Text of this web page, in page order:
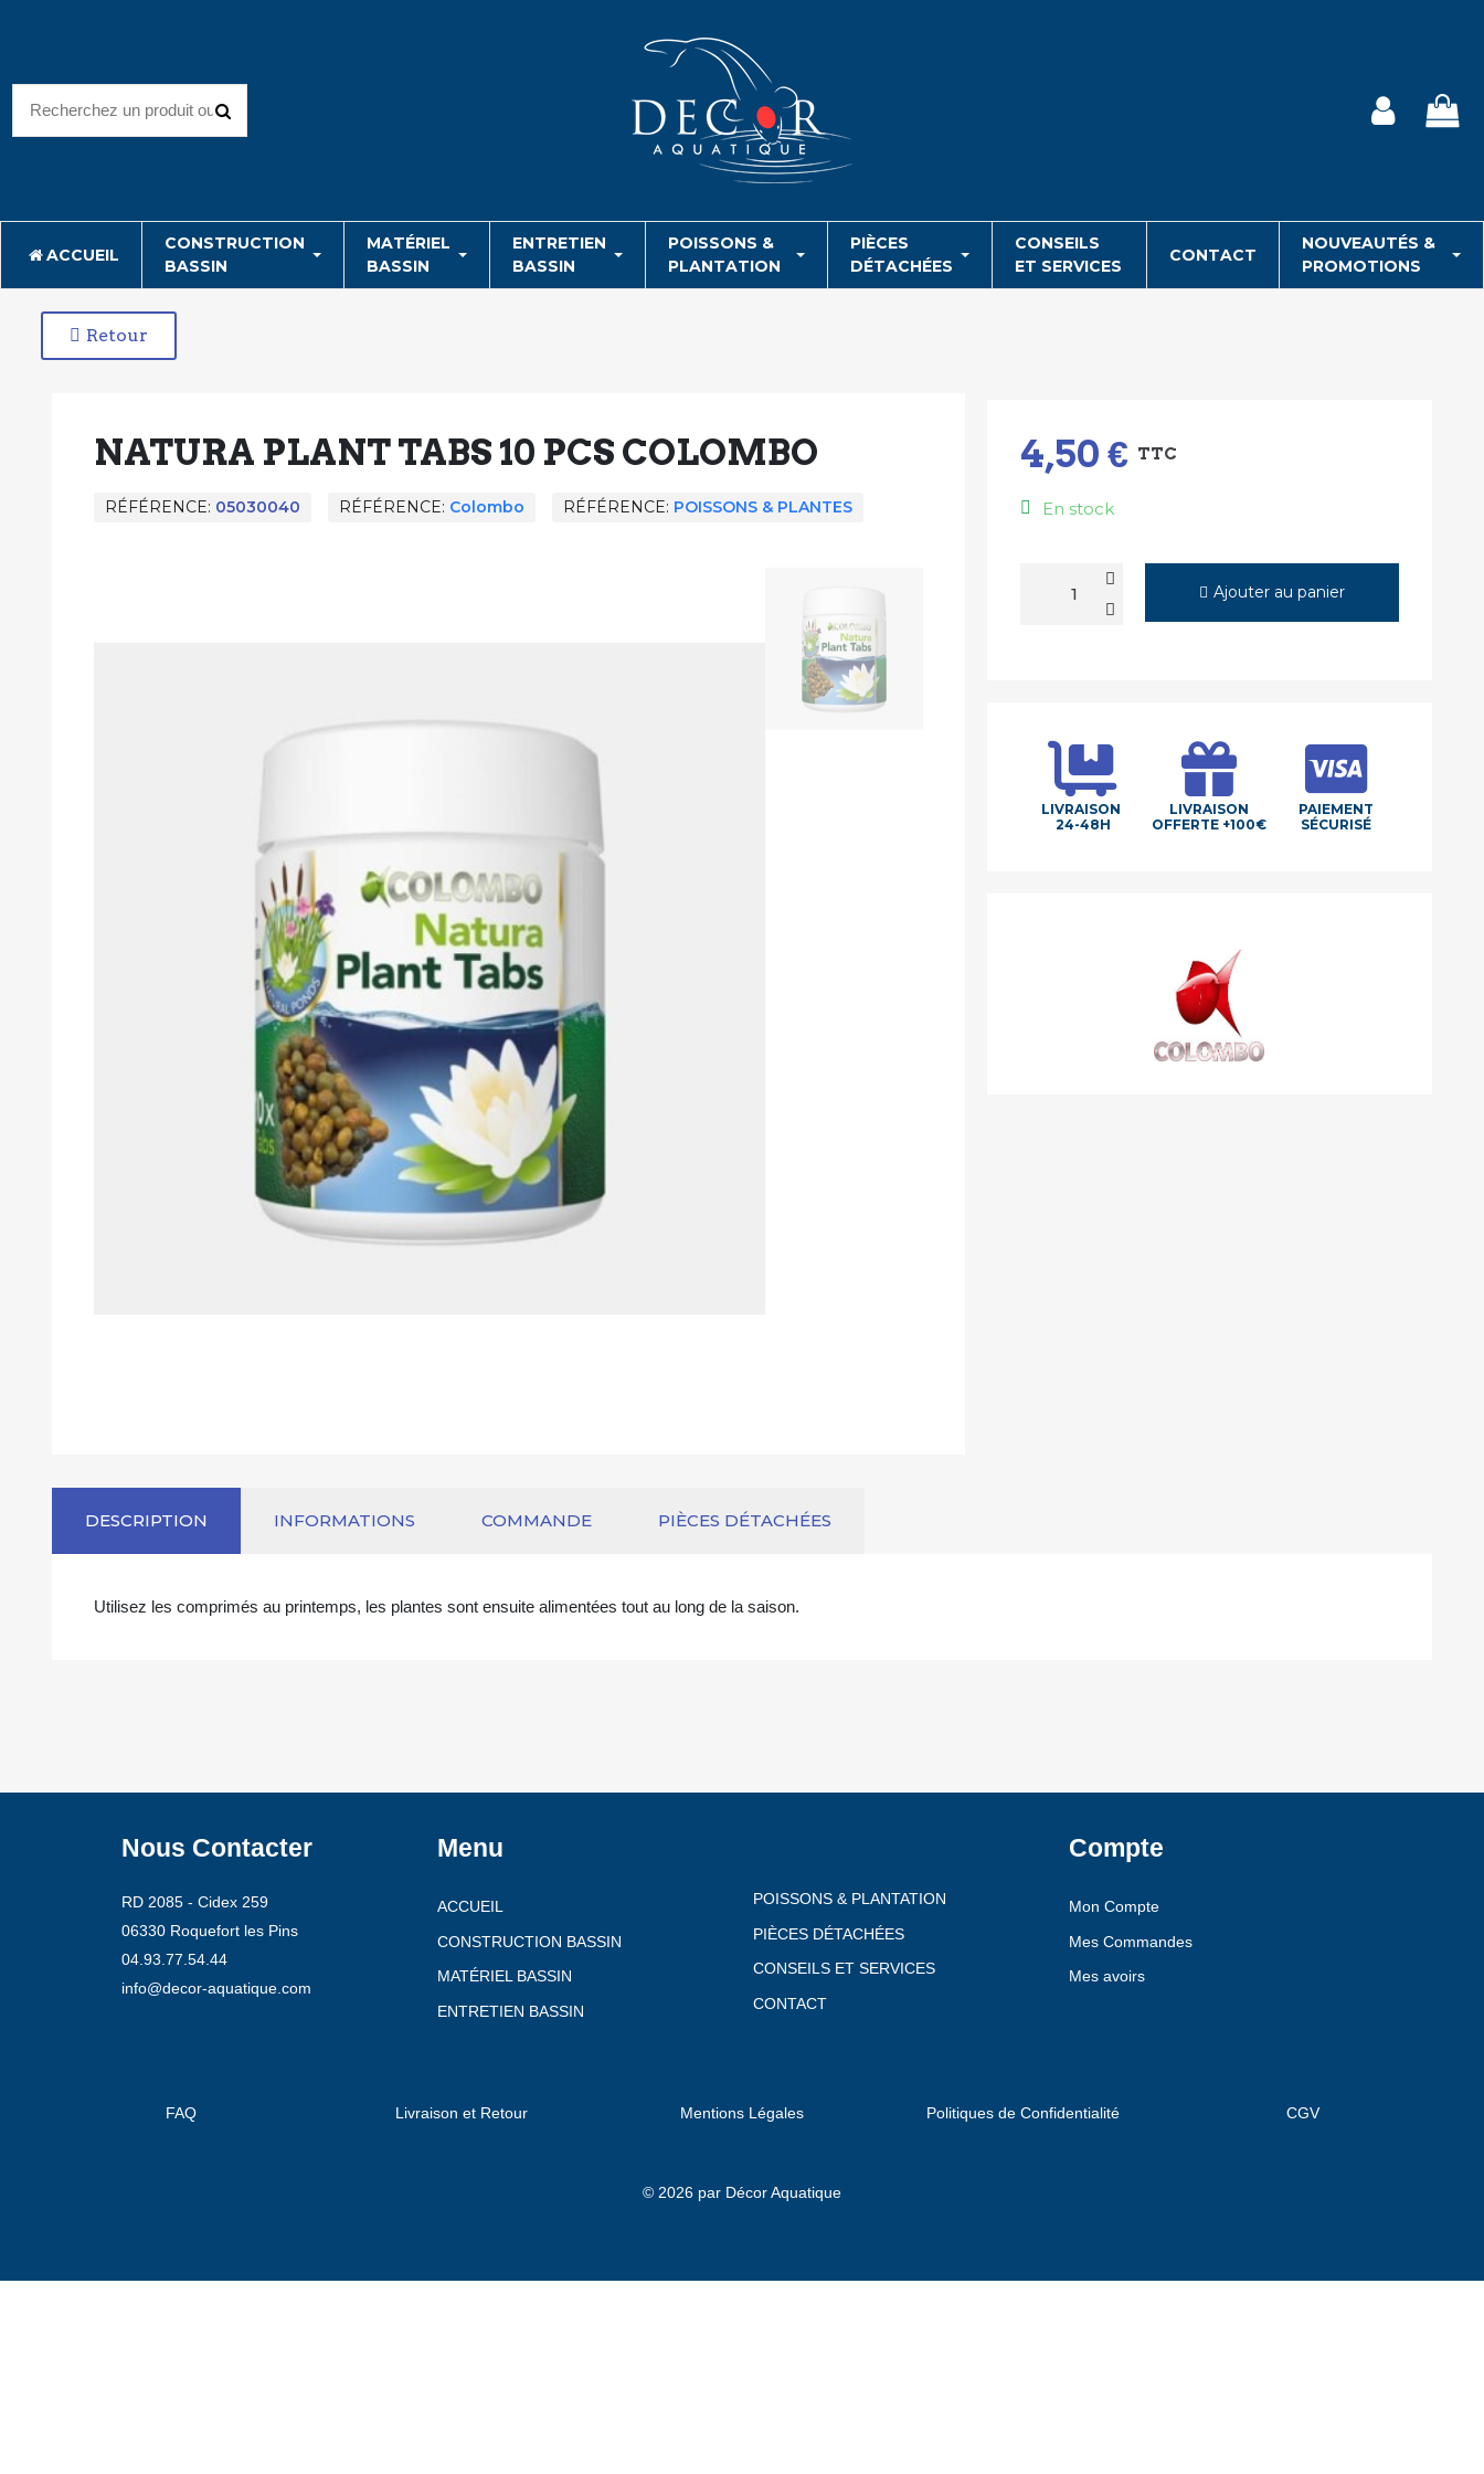
ACCUEIL
CONSTRUCTION
BASSIN
MATÉRIEL
BASSIN
ENTRETIEN
BASSIN
POISSONS &
PLANTATION
PIÈCES
DÉTACHÉES
CONSEILS
ET SERVICES
CONTACT
NOUVEAUTÉS &
PROMOTIONS
Retour
NATURA PLANT TABS 10 PCS COLOMBO
RÉFÉRENCE 05030040 RÉFÉRENCE Colombo RÉFÉRENCE POISSONS & PLANTES
4,50 € TTC
En stock
Ajouter au panier
LIVRAISON
24-48H
LIVRAISON
OFFERTE +100€
PAIEMENT
SÉCURISÉ
DESCRIPTION INFORMATIONS COMMANDE PIÈCES DÉTACHÉES
Utilisez les comprimés au printemps, les plantes sont ensuite alimentées tout au long de la saison.
Nous Contacter
RD 2085 - Cidex 259
06330 Roquefort les Pins
04.93.77.54.44
info@decor-aquatique.com
Menu
ACCUEIL
CONSTRUCTION BASSIN
MATÉRIEL BASSIN
ENTRETIEN BASSIN
POISSONS & PLANTATION
PIÈCES DÉTACHÉES
CONSEILS ET SERVICES
CONTACT
Compte
Mon Compte
Mes Commandes
Mes avoirs
FAQ Livraison et Retour Mentions Légales Politiques de Confidentialité CGV
© 2026 par Décor Aquatique